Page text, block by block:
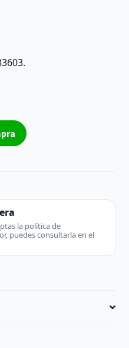
la política de
puedes consultarla en el